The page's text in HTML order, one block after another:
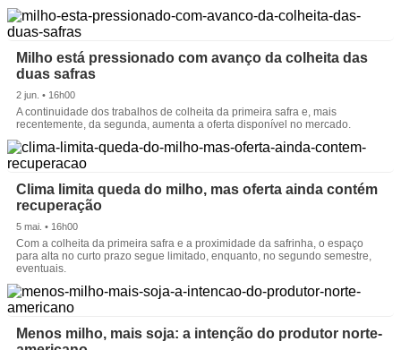
Milho está pressionado com avanço da colheita das
duas safras
2 jun. • 16h00
A continuidade dos trabalhos de colheita da primeira safra e, mais
recentemente, da segunda, aumenta a oferta disponível no mercado.
Clima limita queda do milho, mas oferta ainda contém
recuperação
5 mai. • 16h00
Com a colheita da primeira safra e a proximidade da safrinha, o espaço
para alta no curto prazo segue limitado, enquanto, no segundo semestre,
eventuais.
Menos milho, mais soja: a intenção do produtor norte-